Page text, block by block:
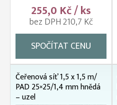
255,0 Kč / ks
bez DPH 210,7 Kč
SPOČÍTAT CENU
Čeřenová síť 1,5 x 1,5 m/
PAD 25×25/1,4 mm hnědá
– uzel